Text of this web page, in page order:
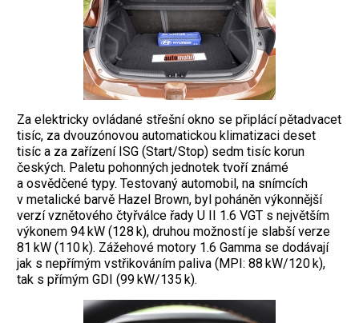
Za elektricky ovládané střešní okno se připlácí pětadvacet
tisíc, za dvouzónovou automatickou klimatizaci deset
tisíc a za zařízení ISG (Start/Stop) sedm tisíc korun
českých. Paletu pohonných jednotek tvoří známé
a osvědčené typy. Testovaný automobil, na snímcích
v metalické barvě Hazel Brown, byl poháněn výkonnější
verzí vznětového čtyřválce řady U II 1.6 VGT s největším
výkonem 94 kW (128 k), druhou možností je slabší verze
81 kW (110 k). Zážehové motory 1.6 Gamma se dodávají
jak s nepřímým vstřikováním paliva (MPI: 88 kW/120 k),
tak s přímým GDI (99 kW/135 k).